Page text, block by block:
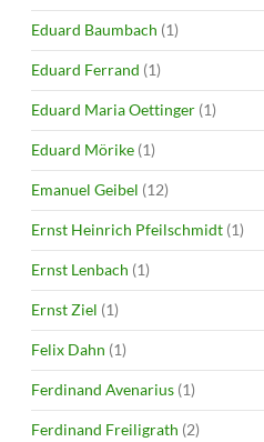
Eduard Baumbach (1)
Eduard Ferrand (1)
Eduard Maria Oettinger (1)
Eduard Mörike (1)
Emanuel Geibel (12)
Ernst Heinrich Pfeilschmidt (1)
Ernst Lenbach (1)
Ernst Ziel (1)
Felix Dahn (1)
Ferdinand Avenarius (1)
Ferdinand Freiligrath (2)